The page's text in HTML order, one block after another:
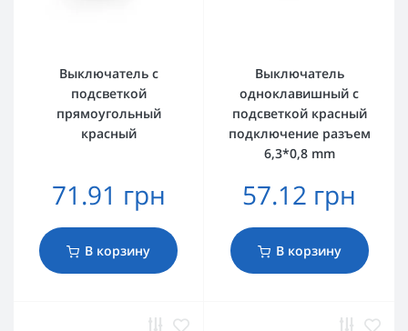
Выключатель с
подсветкой
прямоугольный
красный
71.91 грн
В корзину
Выключатель
одноклавишный с
подсветкой красный
подключение разъем
6,3*0,8 mm
57.12 грн
В корзину